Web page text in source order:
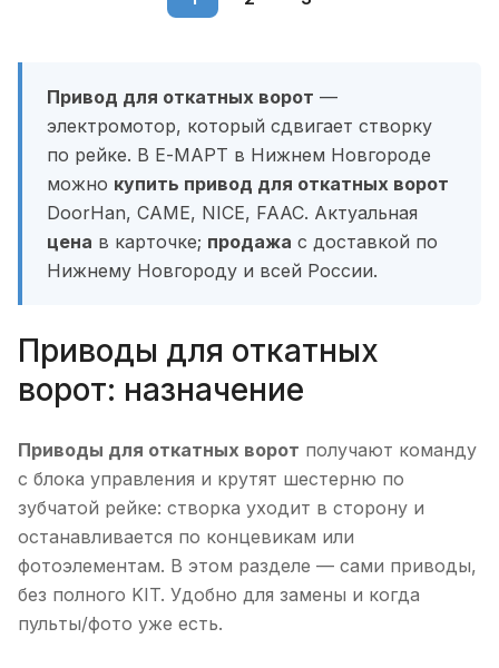
Привод для откатных ворот —
электромотор, который сдвигает створку
по рейке. В Е-МАРТ в Нижнем Новгороде
можно купить привод для откатных ворот
DoorHan, CAME, NICE, FAAC. Актуальная
цена в карточке; продажа с доставкой по
Нижнему Новгороду и всей России.
Приводы для откатных
ворот: назначение
Приводы для откатных ворот получают команду
с блока управления и крутят шестерню по
зубчатой рейке: створка уходит в сторону и
останавливается по концевикам или
фотоэлементам. В этом разделе — сами приводы,
без полного KIT. Удобно для замены и когда
пульты/фото уже есть.